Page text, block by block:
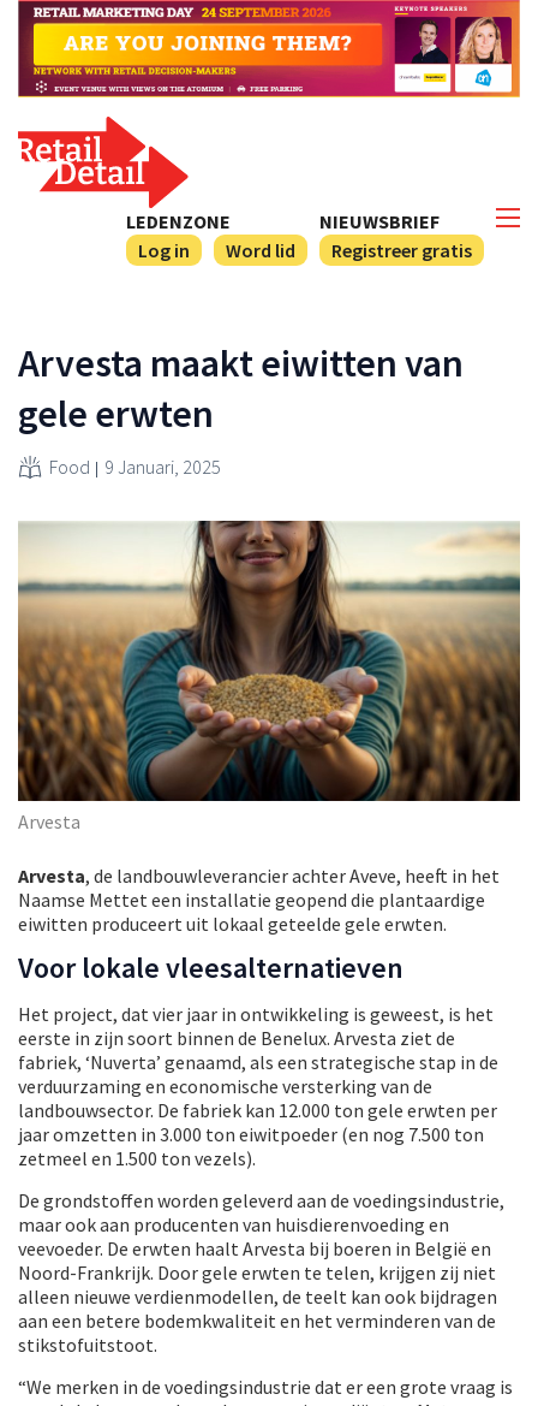
NIEUWSBRIEF
Registreer gratis
LEDENZONE
Log in
Word lid
Arvesta maakt eiwitten van
gele erwten
Food 9 Januari, 2025
Arvesta
Arvesta, de landbouwleverancier achter Aveve, heeft in het
Naamse Mettet een installatie geopend die plantaardige
eiwitten produceert uit lokaal geteelde gele erwten.
Voor lokale vleesalternatieven
Het project, dat vier jaar in ontwikkeling is geweest, is het
eerste in zijn soort binnen de Benelux. Arvesta ziet de
fabriek, ‘Nuverta’ genaamd, als een strategische stap in de
verduurzaming en economische versterking van de
landbouwsector. De fabriek kan 12.000 ton gele erwten per
jaar omzetten in 3.000 ton eiwitpoeder (en nog 7.500 ton
zetmeel en 1.500 ton vezels).
De grondstoffen worden geleverd aan de voedingsindustrie,
maar ook aan producenten van huisdierenvoeding en
veevoeder. De erwten haalt Arvesta bij boeren in België en
Noord-Frankrijk. Door gele erwten te telen, krijgen zij niet
alleen nieuwe verdienmodellen, de teelt kan ook bijdragen
aan een betere bodemkwaliteit en het verminderen van de
stikstofuitstoot.
“We merken in de voedingsindustrie dat er een grote vraag is